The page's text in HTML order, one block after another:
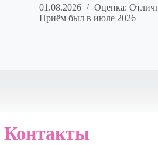
01.08.2026
Оценка:
Приём был в июле 2026
Контакты